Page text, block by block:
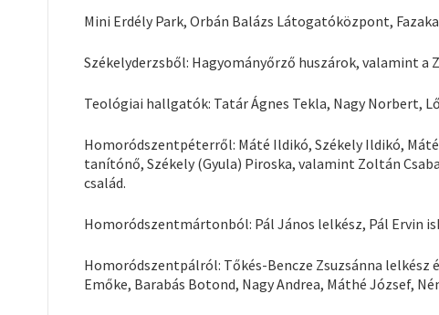
Mini Erdély Park, Orbán Balázs Látogatóközpont,
Székelyderzsből: Hagyományőrző huszárok, valamint a
Teológiai hallgatók: Tatár Ágnes Tekla, Nagy Norbert,
Homoródszentpéterről: Máté Ildikó, Székely Ildikó,
tanítónő, Székely (Gyula) Piroska, valamint Zoltán
család.
Homoródszentmártonból: Pál János lelkész, Pál Ervin
Homoródszentpálról: Tőkés-Bencze Zsuzsánna
Emőke, Barabás Botond, Nagy Andrea, Máthé József,